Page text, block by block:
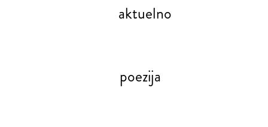
aktuelno
poezija